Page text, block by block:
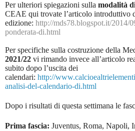
Per ulteriori spiegazioni sulla modalità
CEAE qui trovate l’articolo introduttivo
edizione: http://mds78.blogspot.it/2014/
ponderata-di.html
Per specifiche sulla costruzione della
2021/22 vi rimando invece all’articolo
subito dopo l’uscita dei
calendari: http://
analisi-del-calendario-di.html
Dopo i risultati di questa settimana le
Prima fascia: Juventus, Roma, Napoli,